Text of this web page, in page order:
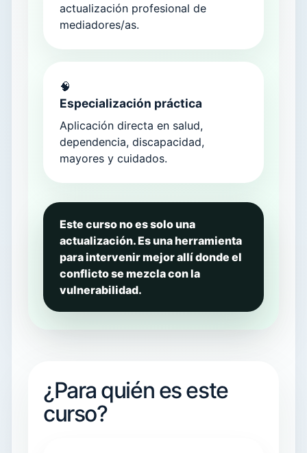
actualización profesional de
mediadores/as.
🧠
Especialización práctica
Aplicación directa en salud,
dependencia, discapacidad,
mayores y cuidados.
Este curso no es solo una
actualización. Es una herramienta
para intervenir mejor allí donde el
conflicto se mezcla con la
vulnerabilidad.
¿Para quién es este
curso?